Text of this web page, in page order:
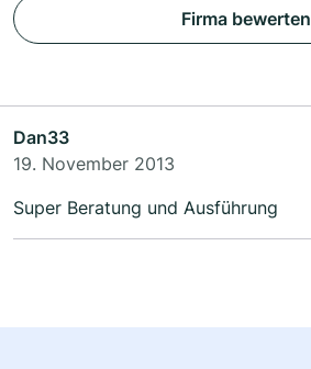
Firma bewerten
Dan33
19. November 2013
Super Beratung und Ausführung